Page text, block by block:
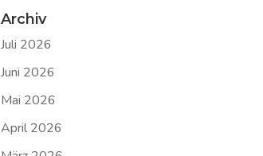
Archiv
Juli 2026
Juni 2026
Mai 2026
April 2026